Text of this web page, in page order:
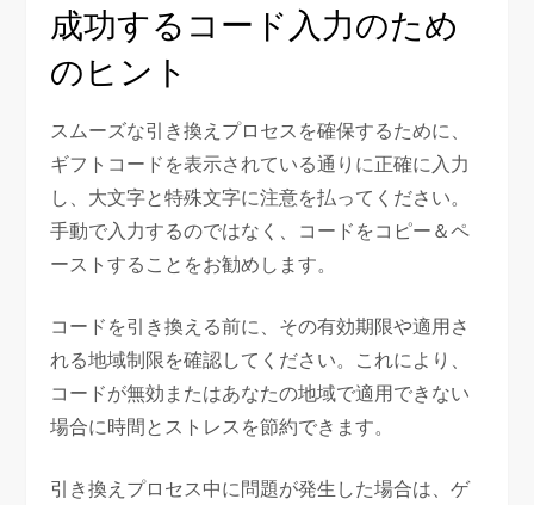
成功するコード入力のため
のヒント
スムーズな引き換えプロセスを確保するために、
ギフトコードを表示されている通りに正確に入力
し、大文字と特殊文字に注意を払ってください。
手動で入力するのではなく、コードをコピー＆ペ
ーストすることをお勧めします。
コードを引き換える前に、その有効期限や適用さ
れる地域制限を確認してください。これにより、
コードが無効またはあなたの地域で適用できない
場合に時間とストレスを節約できます。
引き換えプロセス中に問題が発生した場合は、ゲ